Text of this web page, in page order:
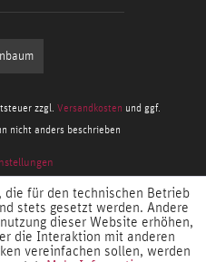
zzgl. Versandkosten und ggf.
nicht anders beschrieben
die für den technischen Betrieb
stets gesetzt werden. Andere
dieser Website erhöhen,
die Interaktion mit anderen
vereinfachen sollen, werden